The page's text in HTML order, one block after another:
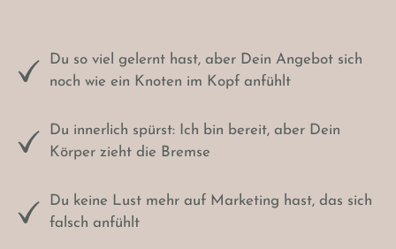
Du so viel gelernt hast, aber Dein Angebot sich
noch wie ein Knoten im Kopf anfühlt
Du innerlich spürst: Ich bin bereit, aber Dein
Körper zieht die Bremse
Du keine Lust mehr auf Marketing hast, das sich
falsch anfühlt